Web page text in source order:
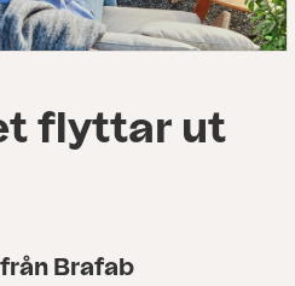
flyttar ut
Brafab